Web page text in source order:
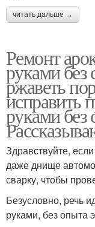
читать дальше →
Ремонт
руками без
ржаветь
исправить
руками без
Здравствуйте,
даже днище
сварку, чтобы
Безусловно, речь
руками, без опыта